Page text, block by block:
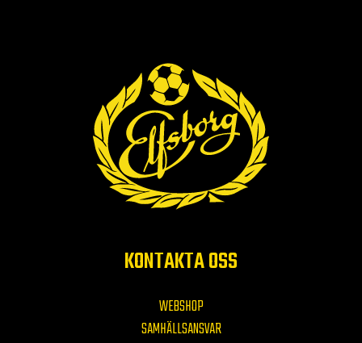
KONTAKTA OSS
WEBSHOP
SAMHÄLLSANSVAR